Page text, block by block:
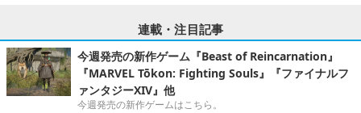
連載・注目記事
今週発売の新作ゲーム『Beast of Reincarnation』
『MARVEL Tōkon: Fighting Souls』『ファイナルフ
ァンタジーXIV』他
今週発売の新作ゲームはこちら。